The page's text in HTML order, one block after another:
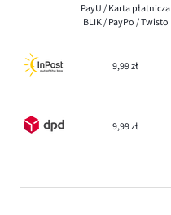
PayU / Karta płatnicza
BLIK / PayPo / Twisto
9,99 zł
9,99 zł